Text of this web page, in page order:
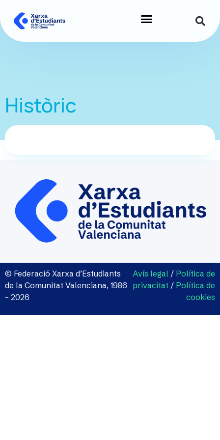
Històric
© Federació Xarxa d’Estudiants
de la Comunitat Valenciana, 1986
– 2026
Avís legal / Política de
privacitat / Política de
cookies